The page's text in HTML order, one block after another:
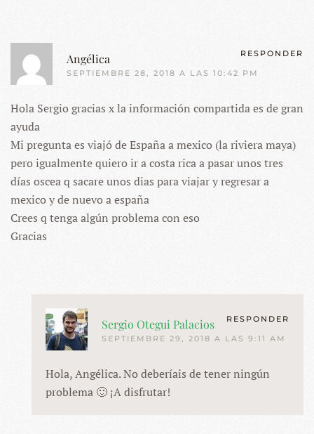
Angélica
SEPTIEMBRE 28, 2018 A LAS 10:42 PM
RESPONDER
Hola Sergio gracias x la información compartida es de gran
ayuda
Mi pregunta es viajó de España a mexico (la riviera maya)
pero igualmente quiero ir a costa rica a pasar unos tres
días oscea q sacare unos dias para viajar y regresar a
mexico y de nuevo a españa
Crees q tenga algún problema con eso
Gracias
Sergio Otegui Palacios
SEPTIEMBRE 29, 2018 A LAS 9:11 AM
RESPONDER
Hola, Angélica. No deberíais de tener ningún
problema 🙂 ¡A disfrutar!